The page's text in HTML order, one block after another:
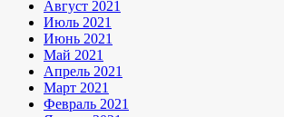
Август 2021
Июль 2021
Июнь 2021
Май 2021
Апрель 2021
Март 2021
Февраль 2021